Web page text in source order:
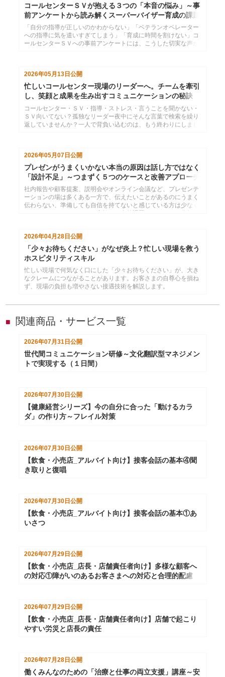
コールセンターＳＶが抱える３つの「本音の悩み」～事
前アンケートから読み解くスーパーバイザー育成の課題
と解決策
「自分の指導が正しいのかわからない」「ベテランオペレーター
への指導に気を遣いすぎてしまう」「育成に時間を割けない」コ
ールセンターＳＶへの事前アンケートには、こうした切実な声が
で、ＳＶを育てる研修・マネジメント設計に役立つ具体的な視点
を提供します。
2026年05月13日 公開
忙しいコールセンター現場のリーダーへ。チームを牽引
し、笑顔と成果を生み出すコミュニケーションの秘訣
コールセンター・ＳＶ・指導・ストレス・言うことを聞かない・
ＳＶ向いてない？孤独なリーダー夜中にそんな言葉で検索を繰り
返していませんか？一人で背負い込むのは、もう終わりにしまし
2026年05月07日 公開
プレゼンがうまくいかない本当の原因は話し方ではなく
「設計不足」～つまずく５つのケースと改善アプローチ
社内報告や顧客提案、説明会やオンライン会議など、プレゼンテ
ーションの場は多くある一方で、伝えたいことがあるのにうまく
伝わらない、準備しても自信を持てないと感じている方は少なく
2026年04月28日公開
「少々お待ちください」がなぜ炎上？忙しい現場を救う
ホスピタリティスキル
忙しい現場で何気なく口にした「少々お待ちください」が、大き
なクレームにつながることがあります。お客さまの自尊心を損ね
ず、現場の負担も増やさない接遇技術を解説します。
■ 関連商品・サービス一覧
2026年07月31日 公開
世代間コミュニケーション研修～文化翻訳型マネジメン
トで実現する（１日間）
2026年07月30日 公開
【健康経営シリーズ】今の自分に合った「動けるカラ
ダ」の作り方～フレイル対策
2026年07月30日公開
【飲食・小売店_アルバイト向け】接客会話の基本④聞
き取りと復唱
2026年07月30日公開
【飲食・小売店_アルバイト向け】接客会話の基本①あ
いさつ
2026年07月29日公開
【飲食・小売店_店長・店舗責任者向け】多様な顧客へ
の対応①障がいのあるお客さまへの対応と合理的配慮
2026年07月29日 公開
【飲食・小売店_店長・店舗責任者向け】店舗で起こり
やすい労災と店長の責任
2026年07月28日 公開
働くみんなのための「治療と仕事の両立支援」講座～安